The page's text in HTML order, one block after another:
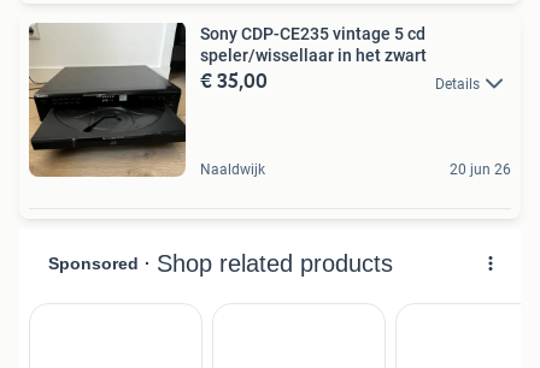
Sony CDP-CE235 vintage 5 cd
speler/wissellaar in het zwart
€ 35,00 Details
Naaldwijk 20 jun 26